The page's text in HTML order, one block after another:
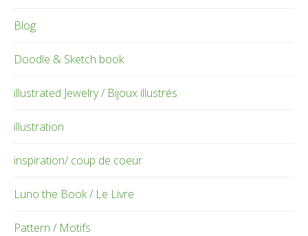
Blog
Doodle & Sketch book
illustrated Jewelry / Bijoux illustrés
illustration
inspiration/ coup de coeur
Luno the Book / Le Livre
Pattern / Motifs